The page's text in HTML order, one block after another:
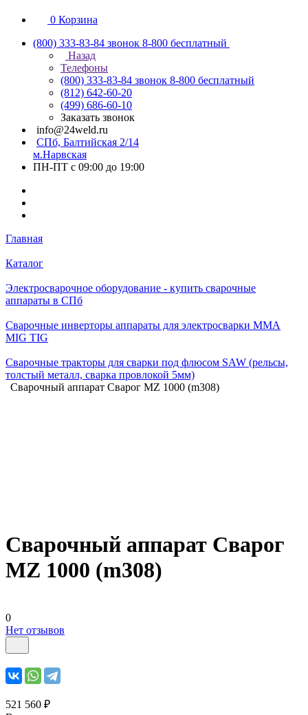
0 Корзина
(800) 333-83-84 звонок 8-800 бесплатный
Назад
Телефоны
(800) 333-83-84 звонок 8-800 бесплатный
(812) 642-60-20
(499) 686-60-10
Заказать звонок
info@24weld.ru
СПб, Балтийская 2/14
м.Нарвская
ПН-ПТ с 09:00 до 19:00
Главная
Каталог
Электросварочное оборудование - купить сварочные
аппараты в СПб
Сварочные инверторы аппараты для электросварки MMA
MIG TIG
Сварочные тракторы для сварки под флюсом SAW (рельсы,
толстый металл, сварка провлокой 5мм)
Сварочный аппарат Сварог MZ 1000 (m308)
Сварочный аппарат Сварог
MZ 1000 (m308)
0
Нет отзывов
521 560 ₽